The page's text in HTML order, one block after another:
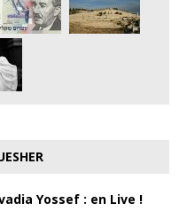
Yossef : en Live !